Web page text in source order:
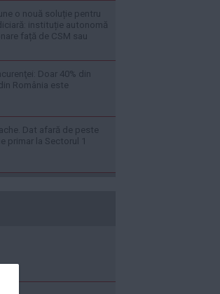
o nouă soluție pentru
instituție autonomă
față de CSM sau
Doar 40% din
România este
Dat afară de peste
primar la Sectorul 1